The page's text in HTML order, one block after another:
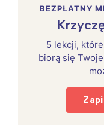
BEZPŁATNY
5 lekcji,
biorą się